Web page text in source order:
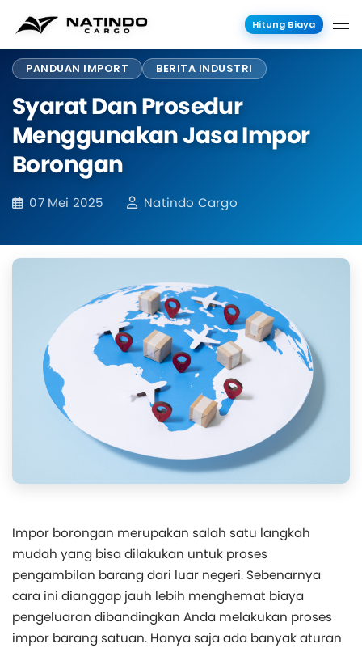
Hitung Biaya
PANDUAN IMPORT BERITA INDUSTRI
Syarat Dan Prosedur
Menggunakan Jasa Impor
Borongan
07 Mei 2025 Natindo Cargo
Impor borongan merupakan salah satu langkah
mudah yang bisa dilakukan untuk proses
pengambilan barang dari luar negeri. Sebenarnya
cara ini dianggap jauh lebih menghemat biaya
pengeluaran dibandingkan Anda melakukan proses
impor barang satuan. Hanya saja ada banyak aturan